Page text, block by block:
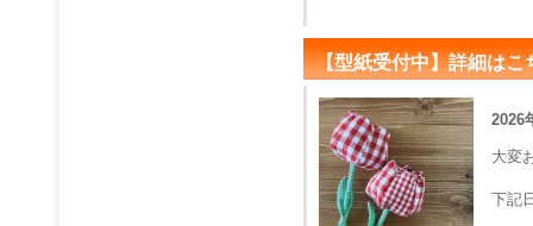
【型紙受付中】詳細はこ
2026
大変
下記